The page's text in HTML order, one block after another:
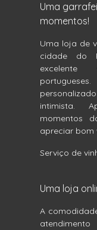
Uma
momentos!
Uma loja de
cidade do
intimista.
momentos
apreciar bom
Serviço de
Uma loja
A